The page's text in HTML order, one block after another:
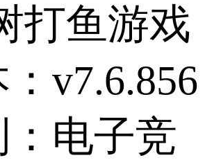
打鱼游戏
v7.6.856
：电子竞